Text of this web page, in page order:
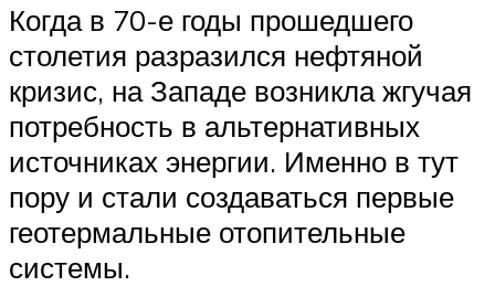
Когда в 70-е годы прошедшего
столетия разразился нефтяной
кризис, на Западе возникла жгучая
потребность в альтернативных
источниках энергии. Именно в тут
пору и стали создаваться первые
геотермальные отопительные
системы.